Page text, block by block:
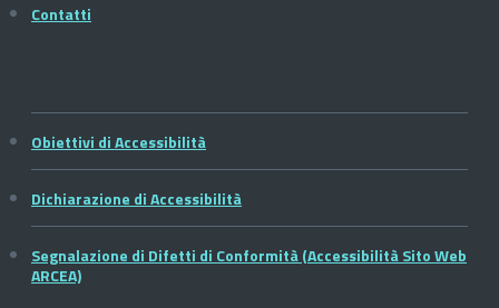
Contatti
Obiettivi di Accessibilità
Dichiarazione di Accessibilità
Segnalazione di Difetti di Conformità (Accessibilità Sito Web
ARCEA)